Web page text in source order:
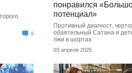
9
понравился
потенциал»
Противный диагност,
обаятельный Сатана и
лжи в шортах
03 апреля 2025